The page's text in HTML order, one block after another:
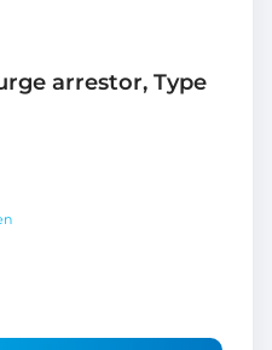
arrestor, Type